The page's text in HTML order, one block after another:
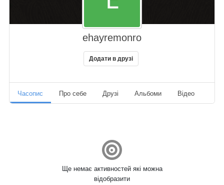
ehayremonro
Додати в друзі
Часопис Про себе Друзі Альбоми Відео
Ще немає активностей які можна
відобразити